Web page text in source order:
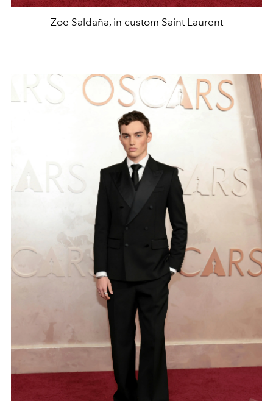
Zoe Saldaña, in custom Saint Laurent